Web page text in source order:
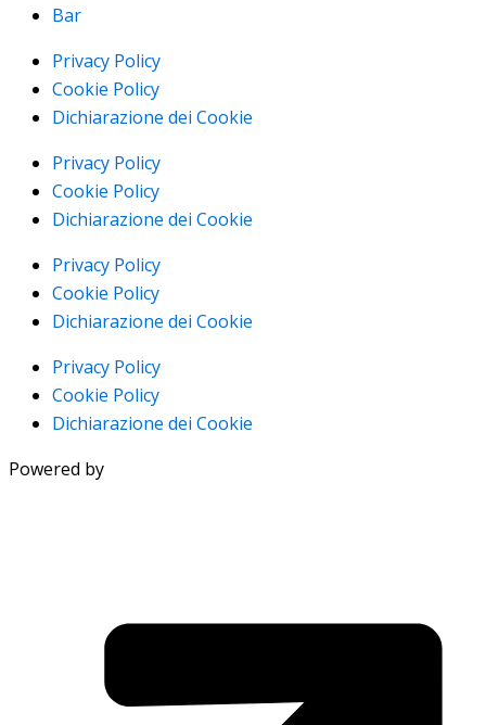
Bar
Privacy Policy
Cookie Policy
Dichiarazione dei Cookie
Privacy Policy
Cookie Policy
Dichiarazione dei Cookie
Privacy Policy
Cookie Policy
Dichiarazione dei Cookie
Privacy Policy
Cookie Policy
Dichiarazione dei Cookie
Powered by